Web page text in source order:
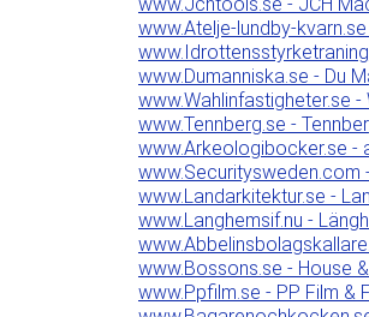
www.Atelje-lundby-
www.Dumanniska.se - Du
www.Wahlinfastigheter.se
www.Tennberg.se -
www.Arkeologibocker.se -
www.Securitysweden.com
www.Landarkitektur.se -
www.Langhemsif.nu -
www.Bossons.se - House
www.Ppfilm.se - PP Film &